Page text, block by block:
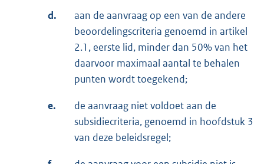
d.
aan de aanvraag op een van de andere
beoordelingscriteria genoemd in artikel
2.1, eerste lid, minder dan 50% van het
daarvoor maximaal aantal te behalen
punten wordt toegekend;
e.
de aanvraag niet voldoet aan de
subsidiecriteria, genoemd in hoofdstuk 3
van deze beleidsregel;